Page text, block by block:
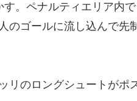
。ペナルティエリア内
のゴールに流し込んで
リのロングシュートが